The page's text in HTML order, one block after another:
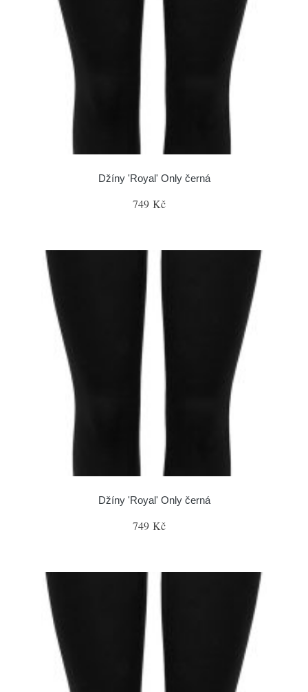
Džíny 'Royal' Only černá
749 Kč
Džíny 'Royal' Only černá
749 Kč